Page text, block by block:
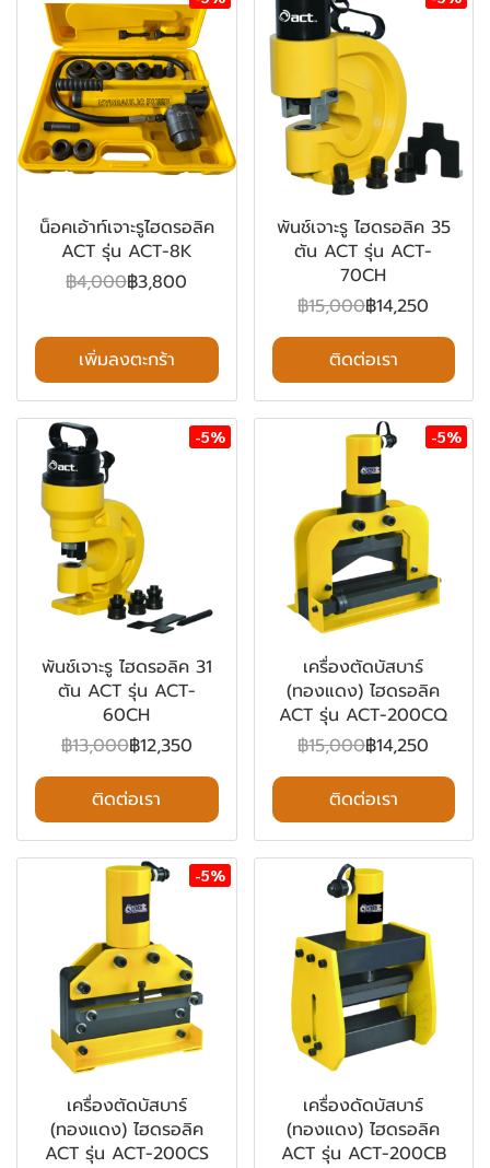
น็อคเอ้าท์เจาะรูไฮดรอลิค
ACT รุ่น ACT-8K
฿4,000฿3,800
เพิ่มลงตะกร้า
พันช์เจาะรู ไฮดรอลิค 35
ตัน ACT รุ่น ACT-
70CH
฿15,000฿14,250
ติดต่อเรา
-5%
พันช์เจาะรู ไฮดรอลิค 31
ตัน ACT รุ่น ACT-
60CH
฿13,000฿12,350
ติดต่อเรา
-5%
เครื่องตัดบัสบาร์
(ทองแดง) ไฮดรอลิค
ACT รุ่น ACT-200CQ
฿15,000฿14,250
ติดต่อเรา
-5%
เครื่องตัดบัสบาร์
(ทองแดง) ไฮดรอลิค
ACT รุ่น ACT-200CS
เครื่องดัดบัสบาร์
(ทองแดง) ไฮดรอลิค
ACT รุ่น ACT-200CB